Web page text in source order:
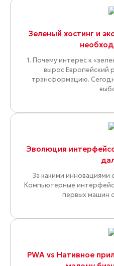
Зеленый хостинг и
1. Почему интерес к
вырос Европейский
трансформацию.
Эволюция
За какими инновациями
Компьютерные
первых машин
PWA vs Нативное